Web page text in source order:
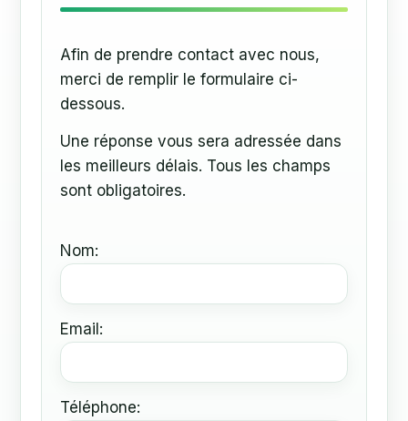
Afin de prendre contact avec nous,
merci de remplir le formulaire ci-
dessous.
Une réponse vous sera adressée dans
les meilleurs délais. Tous les champs
sont obligatoires.
Nom:
Email:
Téléphone: